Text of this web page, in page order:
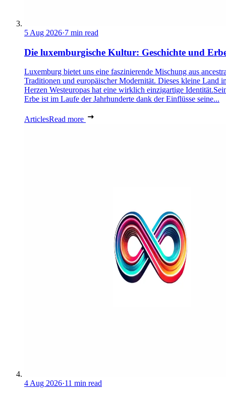
5 Aug 2026·7 min read
Die luxemburgische Kultur: Geschichte und
Luxemburg bietet uns eine faszinierende Mischung aus
Traditionen und europäischer Modernität. Dieses kleine Land
Herzen Westeuropas hat eine wirklich einzigartige
Erbe ist im Laufe der Jahrhunderte dank der Einflüsse seine...
ArticlesRead more
4 Aug 2026·11 min read